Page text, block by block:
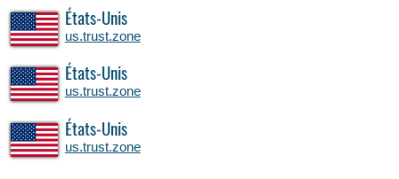
États-Unis
us.trust.zone
États-Unis
us.trust.zone
États-Unis
us.trust.zone